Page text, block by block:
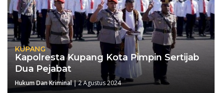
KUPANG
Kapolresta Kupang Kota Pimpin Sertijab
Dua Pejabat
Hukum Dan Kriminal|2 Agustus 2024